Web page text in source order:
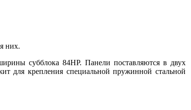
них.
субблока 84HP. Панели поставляются в двух
для крепления специальной пружинной стальной